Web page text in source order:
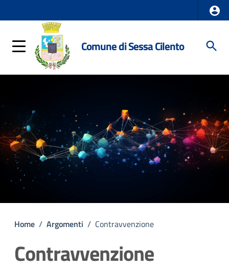
Comune di Sessa Cilento
Home / Argomenti / Contravvenzione
Contravvenzione